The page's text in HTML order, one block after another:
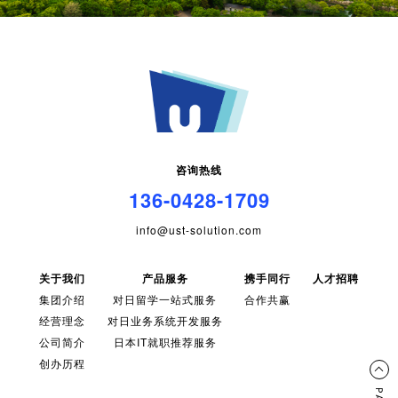
咨询热线
136-0428-1709
info@ust-solution.com
关于我们
集团介绍
经营理念
公司简介
创办历程
产品服务
对日留学一站式服务
对日业务系统开发服务
日本IT就职推荐服务
携手同行
合作共赢
人才招聘